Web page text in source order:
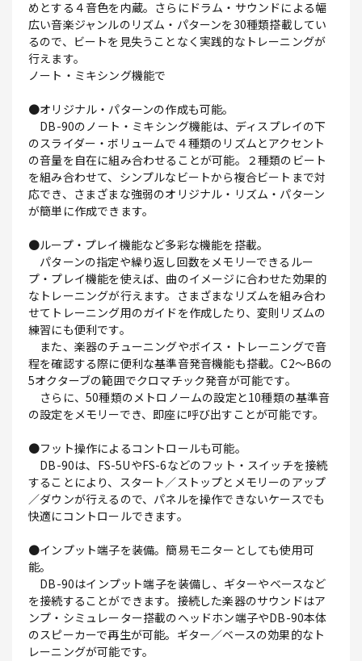
めとする４音色を内蔵。さらにドラム・サウンドによる幅
広い音楽ジャンルのリズム・パターンを30種類搭載してい
るので、ビートを見失うことなく実践的なトレーニングが
行えます。
ノート・ミキシング機能で
●オリジナル・パターンの作成も可能。
DB-90のノート・ミキシング機能は、ディスプレイの下
のスライダー・ボリュームで４種類のリズムとアクセント
の音量を自在に組み合わせることが可能。２種類のビート
を組み合わせて、シンプルなビートから複合ビートまで対
応でき、さまざまな強弱のオリジナル・リズム・パターン
が簡単に作成できます。
●ループ・プレイ機能など多彩な機能を搭載。
パターンの指定や繰り返し回数をメモリーできるルー
プ・プレイ機能を使えば、曲のイメージに合わせた効果的
なトレーニングが行えます。さまざまなリズムを組み合わ
せてトレーニング用のガイドを作成したり、変則リズムの
練習にも便利です。
また、楽器のチューニングやボイス・トレーニングで音
程を確認する際に便利な基準音発音機能も搭載。C2～B6の
5オクターブの範囲でクロマチック発音が可能です。
さらに、50種類のメトロノームの設定と10種類の基準音
の設定をメモリーでき、即座に呼び出すことが可能です。
●フット操作によるコントロールも可能。
DB-90は、FS-5UやFS-6などのフット・スイッチを接続
することにより、スタート／ストップとメモリーのアップ
／ダウンが行えるので、パネルを操作できないケースでも
快適にコントロールできます。
●インプット端子を装備。簡易モニターとしても使用可
能。
DB-90はインプット端子を装備し、ギターやベースなど
を接続することができます。接続した楽器のサウンドはア
ンプ・シミュレーター搭載のヘッドホン端子やDB-90本体
のスピーカーで再生が可能。ギター／ベースの効果的なト
レーニングが可能です。